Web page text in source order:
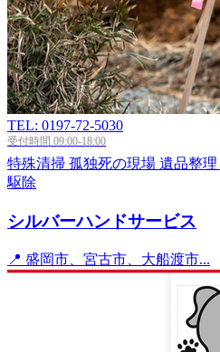
TEL: 0197-72-5030
受付時間 09:00-18:00
特殊清掃 孤独死の現場 遺品整理
駆除
シルバーハンドサービス
📍 盛岡市、宮古市、大船渡市...